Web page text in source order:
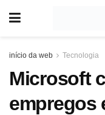
início da web Tecnologia
Microsoft
empregos